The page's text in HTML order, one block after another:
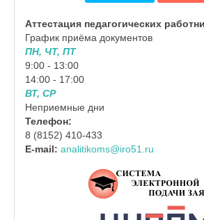
Аттестация педагогических
График приёма документов
ПН, ЧТ, ПТ
9:00 - 13:00
14:00 - 17:00
ВТ, СР
Неприемные дни
Телефон:
8 (8152) 410-433
E-mail: analitikoms@iro51.ru